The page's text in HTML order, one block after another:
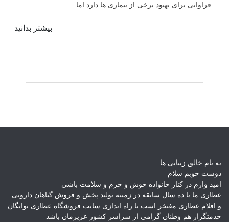
“حجامت”
در
فراوانی برای بهبود برخی از بیماری ها دارد اما…
بیشتر بدانید
به نام خالق زیبایی ها
دوست خوبم سلام
امید وارم در کنار خانواده خوش و خرم و سلامت باشی
عطاری ما با ده سال سابقه در زمینه تولید پخش و فروش گیاهان دارویی
و اقلام عطاری مفتخر است با راه اندازی سایت فروشگاه عطاری نوایگان
خدمتگزار هم وطنان گرامی از سراسر کشور عزیزمان باشد